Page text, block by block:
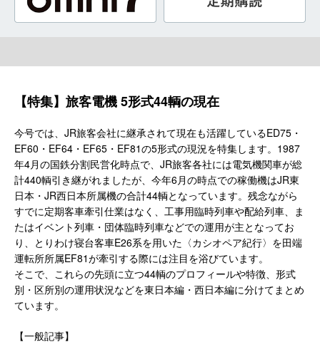
【特集】旅客電機 5形式44輌の現在
今号では、JR旅客会社に継承されて現在も活躍しているED75・
EF60・EF64・EF65・EF81の5形式の現況を特集します。1987
年4月の国鉄分割民営化時点で、JR旅客各社には電気機関車が総
計440輌引き継がれましたが、今年6月の時点での稼働機はJR東
日本・JR西日本所属機の合計44輌となっています。残念ながら
すでに定期客車牽引仕業はなく、工事用臨時列車や配給列車、ま
たはイベント列車・団体臨時列車などでの運用が主となってお
り、とりわけ寝台客車E26系を用いた〈カシオペア紀行〉を田端
運転所所属EF81が牽引する際には注目を浴びています。
そこで、これらの先頭に立つ44輌のプロフィールや特徴、形式
別・区所別の運用状況などを東日本編・西日本編に分けてまとめ
ています。
【一般記事】